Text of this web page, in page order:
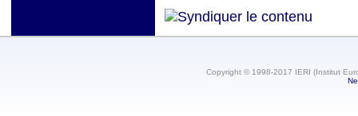
Copyright © 1998-2017 IERI (Institut